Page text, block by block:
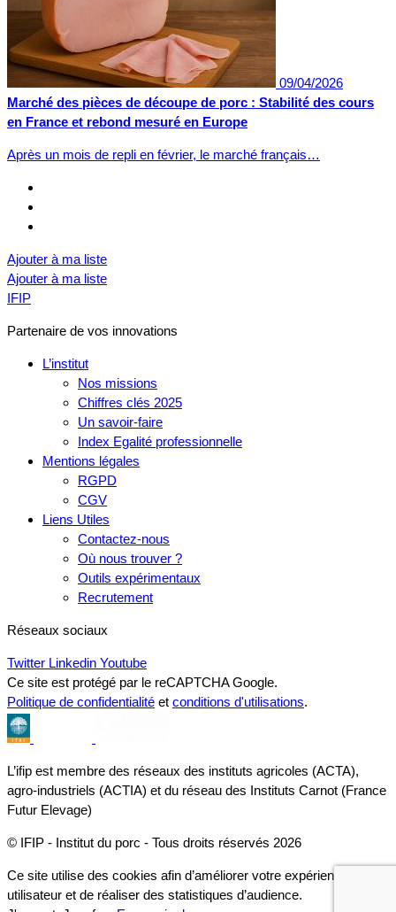
09/04/2026
Marché des pièces de découpe de porc : Stabilité des cours
en France et rebond mesuré en Europe
Après un mois de repli en février, le marché français…
Ajouter à ma liste
Ajouter à ma liste
IFIP
Partenaire de vos innovations
L’institut
Nos missions
Chiffres clés 2025
Un savoir-faire
Index Egalité professionnelle
Mentions légales
RGPD
CGV
Liens Utiles
Contactez-nous
Où nous trouver ?
Outils expérimentaux
Recrutement
Réseaux sociaux
Twitter Linkedin Youtube
Ce site est protégé par le reCAPTCHA Google.
Politique de confidentialité et conditions d'utilisations.
L’ifip est membre des réseaux des instituts agricoles (ACTA),
agro-industriels (ACTIA) et du réseau des Instituts Carnot (France
Futur Elevage)
© IFIP - Institut du porc - Tous droits réservés 2026
Ce site utilise des cookies afin d’améliorer votre expérience
utilisateur et de réaliser des statistiques d’audience.